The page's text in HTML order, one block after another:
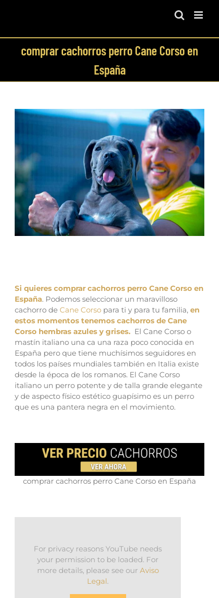
comprar cachorros perro Cane Corso en
España
Si quieres comprar cachorros perro Cane Corso en
España. Podemos seleccionar un maravilloso
cachorro de Cane Corso para ti y para tu familia, en
estos momentos tenemos cachorros de Cane
Corso hembras azules y grises. El Cane Corso o
mastín italiano una ca una raza poco conocida en
España pero que tiene muchísimos seguidores en
todos los países mundiales también en Italia existe
desde la época de los romanos. El Cane Corso
italiano un perro potente y de talla grande elegante
y de aspecto físico estético guapísimo es un perro
que es una pantera negra en el movimiento.
comprar cachorros perro Cane Corso en España
For privacy reasons YouTube needs
your permission to be loaded. For
more details, please see our Aviso
Legal.